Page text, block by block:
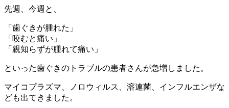
先週、今週と、
「歯ぐきが腫れた」
「咬むと痛い」
「親知らずが腫れて痛い」
といった歯ぐきのトラブルの患者さんが急増しました。
マイコプラズマ、ノロウィルス、溶連菌、インフルエンザな
ども出てきました。